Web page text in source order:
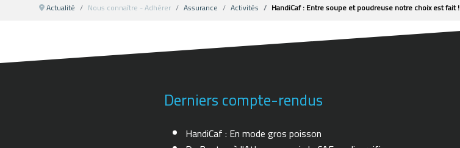
Actualité Nous connaître - Adhérer Assurance Activités HandiCaf : Entre soupe et poudreuse notre choix est fait !
Derniers compte-rendus
HandiCaf : En mode gros poisson